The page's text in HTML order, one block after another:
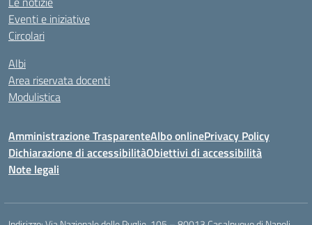
Eventi e iniziative
Circolari
Albi
Area riservata docenti
Modulistica
Amministrazione TrasparenteAlbo onlinePrivacy Policy
Dichiarazione di accessibilitàObiettivi di accessibilità
Note legali